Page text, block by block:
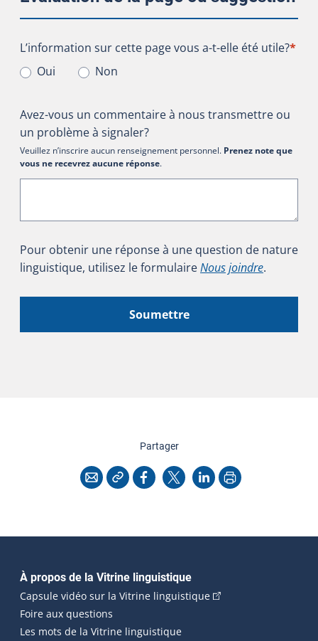
L’information sur cette page vous a-t-elle été utile?
L’information sur cette page vous a-t-elle été utile?*
Oui
Non
Avez-vous un commentaire à nous transmettre ou
un problème à signaler?
Veuillez n’inscrire aucun renseignement personnel. Prenez note que
vous ne recevrez aucune réponse.
Pour obtenir une réponse à une question de nature
linguistique, utilisez le formulaireNous joindre.
Soumettre
Partagercette page
CourrielCopier l'adresse
Facebook
X LinkedInImprimer
Navigation principale
À propos de la Vitrine linguistique
Capsule vidéo sur la Vitrine linguistique(Cet hyperlien
Foire aux questions
Les mots de la Vitrine linguistique